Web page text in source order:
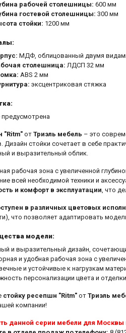
рабочей столешницы: 600 мм
гостевой столешницы: 300 мм
стойки: 1200 мм
МДФ, облицованный двумя
столешница: ЛДСП 32 мм
ABS 2 мм
эксцентриковая стяжка
"Ritm"от Триэль мебель – это
Дизайн стойки сочетает в себе
и выразительный облик.
рабочая зона с увеличенной
всей необходимой техники и
и комфорт в эксплуатации, что
в различных цветовых
что позволяет адаптировать
модели:
и выразительный дизайн,
и удобная рабочая зона с
и устойчивые к нагрузкам
персонализации цвета и
стойку ресепшн "Ritm"от Триэль
компании!
данной серии мебели для Москвы